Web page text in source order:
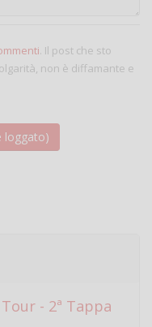
. Il post che sto
non è diffamante e
- 2ª Tappa